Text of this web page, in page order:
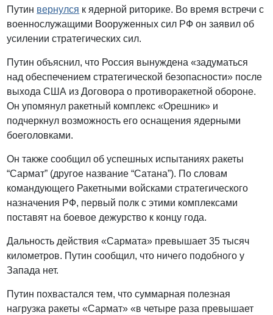
Путин вернулся к ядерной риторике. Во время встречи с
военнослужащими Вооруженных сил РФ он заявил об
усилении стратегических сил.
Путин объяснил, что Россия вынуждена «задуматься
над обеспечением стратегической безопасности» после
выхода США из Договора о противоракетной обороне.
Он упомянул ракетный комплекс «Орешник» и
подчеркнул возможность его оснащения ядерными
боеголовками.
Он также сообщил об успешных испытаниях ракеты
“Сармат” (другое название “Сатана”). По словам
командующего Ракетными войсками стратегического
назначения РФ, первый полк с этими комплексами
поставят на боевое дежурство к концу года.
Дальность действия «Сармата» превышает 35 тысяч
километров. Путин сообщил, что ничего подобного у
Запада нет.
Путин похвастался тем, что суммарная полезная
нагрузка ракеты «Сармат» «в четыре раза превышает